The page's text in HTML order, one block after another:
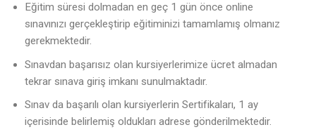
Eğitim süresi dolmadan en geç 1 gün önce online
sınavınızı gerçekleştirip eğitiminizi tamamlamış olmanız
gerekmektedir.
Sınavdan başarısız olan kursiyerlerimize ücret almadan
tekrar sınava giriş imkanı sunulmaktadır.
Sınav da başarılı olan kursiyerlerin Sertifikaları, 1 ay
içerisinde belirlemiş oldukları adrese gönderilmektedir.